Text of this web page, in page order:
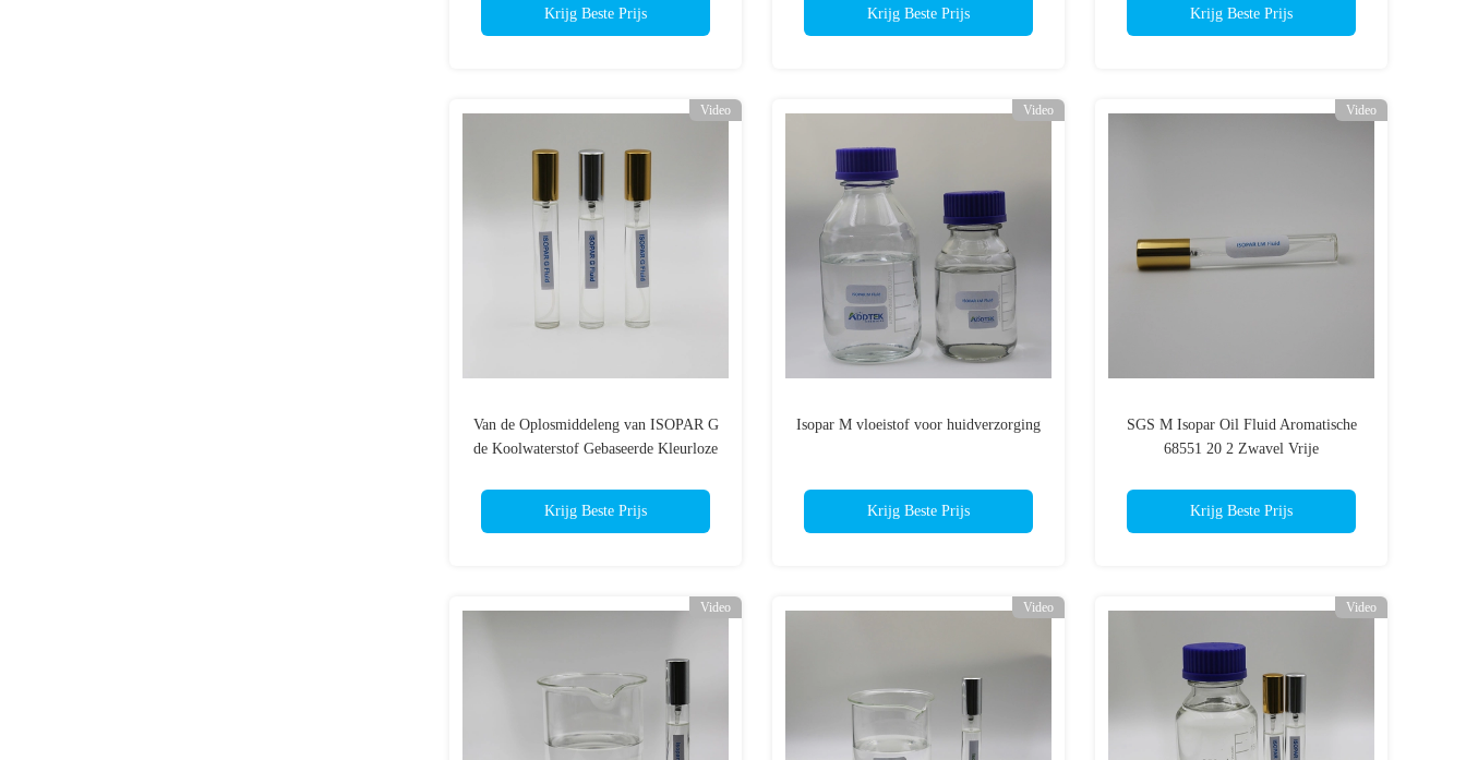
Krijg Beste Prijs Krijg Beste Prijs
Krijg Beste Prijs
Video
Van de Oplosmiddeleng van ISOPAR G
de Koolwaterstof Gebaseerde Kleurloze
Krijg Beste Prijs
Video
Isopar M vloeistof voor huidverzorging
Krijg Beste Prijs
Video
SGS M Isopar Oil Fluid Aromatische
68551 20 2 Zwavel Vrije
Krijg Beste Prijs
Video Video Video